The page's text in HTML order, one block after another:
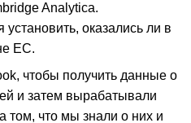
Analytica.
оказались ли в
ЕС.
чтобы получить данные о
и затем вырабатывали
том, что мы знали о них и